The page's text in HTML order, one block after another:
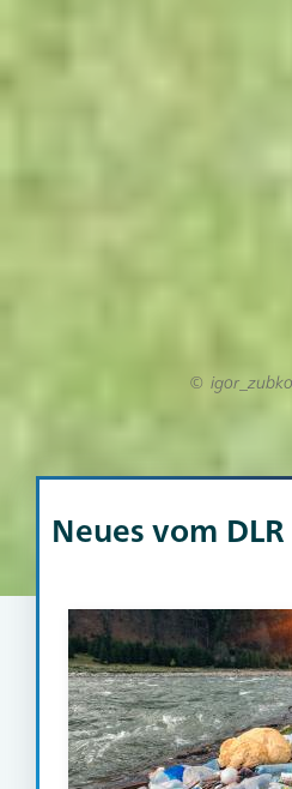
Neues vom